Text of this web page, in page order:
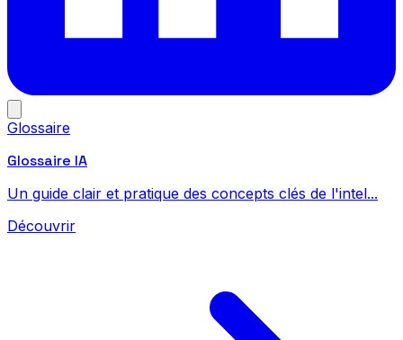
Glossaire
Glossaire IA
Un guide clair et pratique des concepts clés de l'intel...
Découvrir